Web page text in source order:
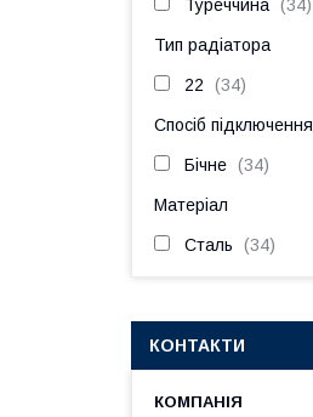
Туреччина 34
Тип радіатора
22 34
Спосіб підключення
Бічне 34
Матеріал
Сталь 34
КОНТАКТИ